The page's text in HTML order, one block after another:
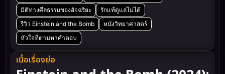
มิติทางศีลธรรมของอัจฉริยะ
รักแท้ดูแลไม่ได้
รีวิว Einstein and the Bomb
หนังวิทยาศาสตร์
หัวใจที่ตามหาคำตอบ
เนื้อเรื่องย่อ